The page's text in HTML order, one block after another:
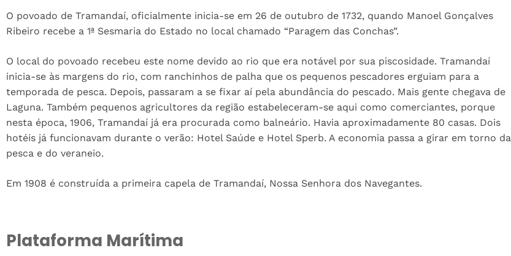
O povoado de Tramandaí, oficialmente inicia-se em 26 de outubro de 1732, quando Manoel Gonçalves
Ribeiro recebe a 1ª Sesmaria do Estado no local chamado “Paragem das Conchas”.
O local do povoado recebeu este nome devido ao rio que era notável por sua piscosidade. Tramandaí
inicia-se às margens do rio, com ranchinhos de palha que os pequenos pescadores erguiam para a
temporada de pesca. Depois, passaram a se fixar aí pela abundância do pescado. Mais gente chegava de
Laguna. Também pequenos agricultores da região estabeleceram-se aqui como comerciantes, porque
nesta época, 1906, Tramandaí já era procurada como balneário. Havia aproximadamente 80 casas. Dois
hotéis já funcionavam durante o verão: Hotel Saúde e Hotel Sperb. A economia passa a girar em torno da
pesca e do veraneio.
Em 1908 é construída a primeira capela de Tramandaí, Nossa Senhora dos Navegantes.
Plataforma Marítima